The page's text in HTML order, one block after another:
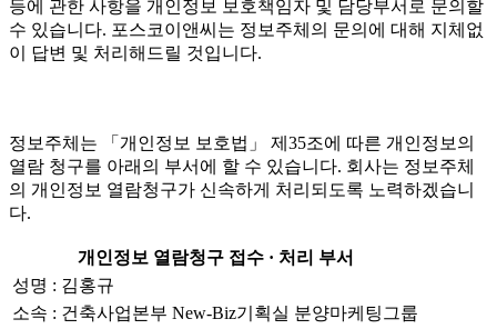
등에 관한 사항을 개인정보 보호책임자 및 담당부서로 문의할
수 있습니다. 포스코이앤씨는 정보주체의 문의에 대해 지체없
이 답변 및 처리해드릴 것입니다.
정보주체는 「개인정보 보호법」 제35조에 따른 개인정보의
열람 청구를 아래의 부서에 할 수 있습니다. 회사는 정보주체
의 개인정보 열람청구가 신속하게 처리되도록 노력하겠습니
다.
개인정보 열람청구 접수 · 처리 부서
성명 : 김홍규
소속 : 건축사업본부 New-Biz기획실 분양마케팅그룹